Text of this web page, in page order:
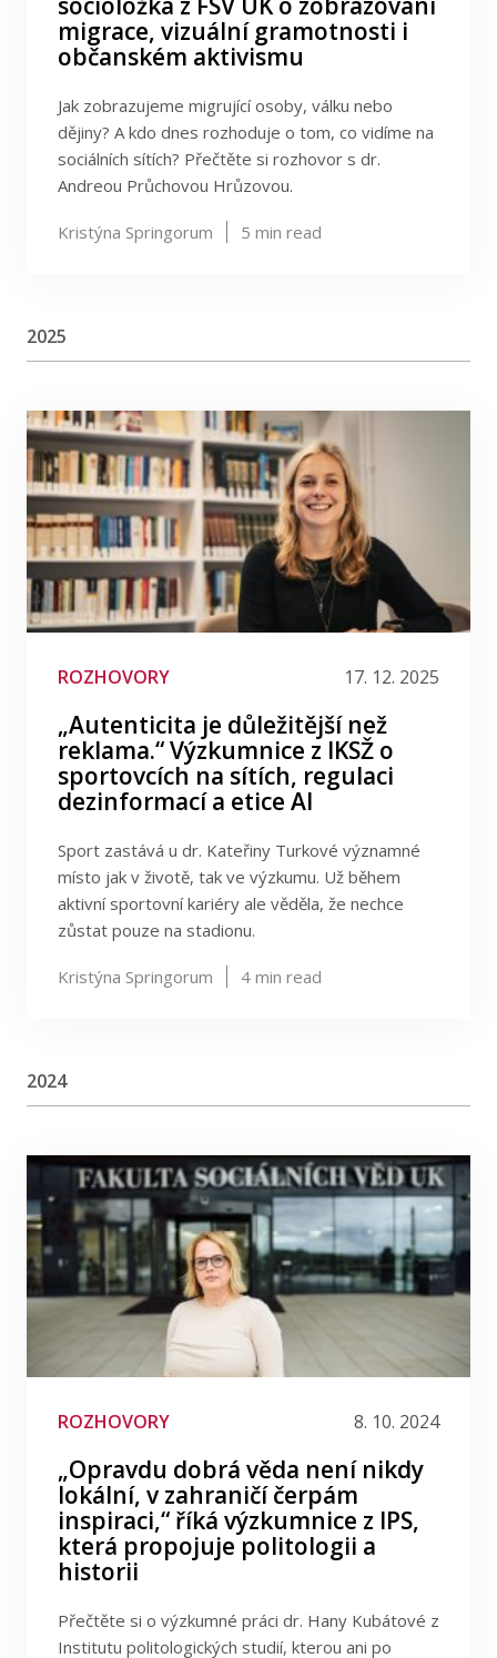
migrace, vizuální gramotnosti i
občanském aktivismu
Jak zobrazujeme migrující osoby, válku nebo
dějiny? A kdo dnes rozhoduje o tom, co vidíme na
sociálních sítích? Přečtěte si rozhovor s dr.
Andreou Průchovou Hrůzovou.
Kristýna Springorum 5 min read
2025
ROZHOVORY 17. 12. 2025
„Autenticita je důležitější než
reklama.“ Výzkumnice z IKSŽ o
sportovcích na sítích, regulaci
dezinformací a etice AI
Sport zastává u dr. Kateřiny Turkové významné
místo jak v životě, tak ve výzkumu. Už během
aktivní sportovní kariéry ale věděla, že nechce
zůstat pouze na stadionu.
Kristýna Springorum 4 min read
2024
ROZHOVORY 8. 10. 2024
„Opravdu dobrá věda není nikdy
lokální, v zahraničí čerpám
inspiraci,“ říká výzkumnice z IPS,
která propojuje politologii a
historii
Přečtěte si o výzkumné práci dr. Hany Kubátové z
Institutu politologických studií, kterou ani po